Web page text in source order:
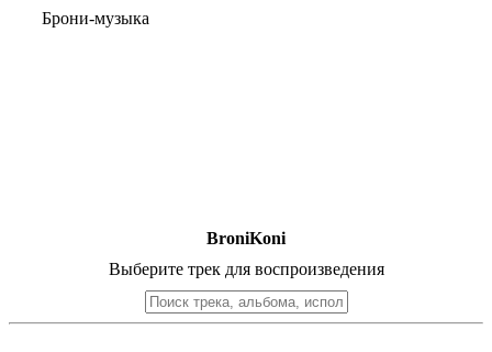
Брони-музыка
BroniKoni
Выберите трек для воспроизведения